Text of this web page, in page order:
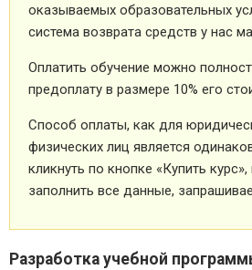
оказываемых образовательных
система возврата средств у нас
Оплатить обучение можно
предоплату в размере 10% его
Способ оплаты, как для
физических лиц является
кликнуть по кнопке «Купить курс»,
заполнить все данные,
Разработка учебной